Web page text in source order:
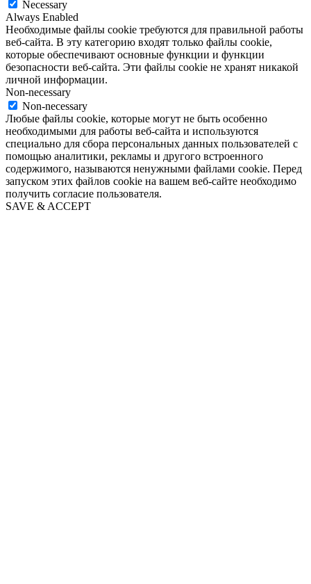
Necessary
Always Enabled
Необходимые файлы cookie требуются для правильной работы
веб-сайта. В эту категорию входят только файлы cookie,
которые обеспечивают основные функции и функции
безопасности веб-сайта. Эти файлы cookie не хранят никакой
личной информации.
Non-necessary
Non-necessary
Любые файлы cookie, которые могут не быть особенно
необходимыми для работы веб-сайта и используются
специально для сбора персональных данных пользователей с
помощью аналитики, рекламы и другого встроенного
содержимого, называются ненужными файлами cookie. Перед
запуском этих файлов cookie на вашем веб-сайте необходимо
получить согласие пользователя.
SAVE & ACCEPT